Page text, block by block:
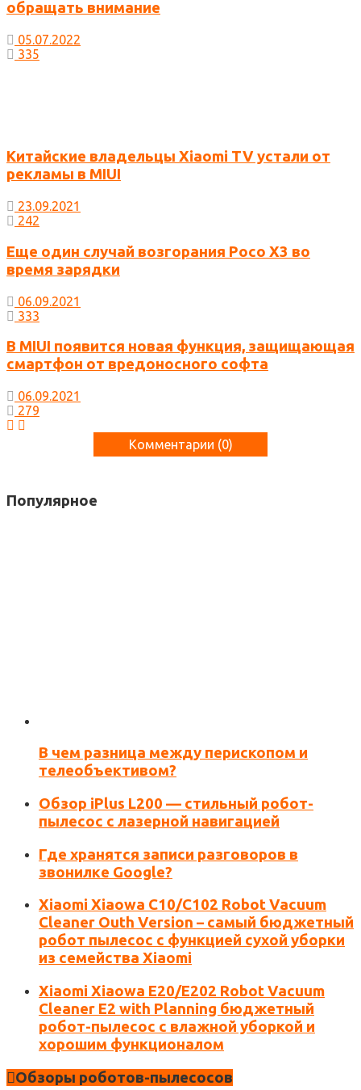
обращать внимание
05.07.2022
335
Китайские владельцы Xiaomi TV устали от
рекламы в MIUI
23.09.2021
242
Еще один случай возгорания Poco X3 во
время зарядки
06.09.2021
333
В MIUI появится новая функция, защищающая
смартфон от вредоносного софта
06.09.2021
279
Комментарии (0)
Сохранить моё имя, email и адрес сайта в этом
браузере для последующих моих комментариев.
Популярное
В чем разница между перископом и
телеобъективом?
Обзор iPlus L200 — стильный робот-
пылесос с лазерной навигацией
Где хранятся записи разговоров в
звонилке Google?
Xiaomi Xiaowa C10/C102 Robot Vacuum
Cleaner Outh Version – самый бюджетный
робот пылесос с функцией сухой уборки
из семейства Xiaomi
Xiaomi Xiaowa E20/E202 Robot Vacuum
Cleaner E2 with Planning бюджетный
робот-пылесос с влажной уборкой и
хорошим функционалом
Обзоры роботов-пылесосов